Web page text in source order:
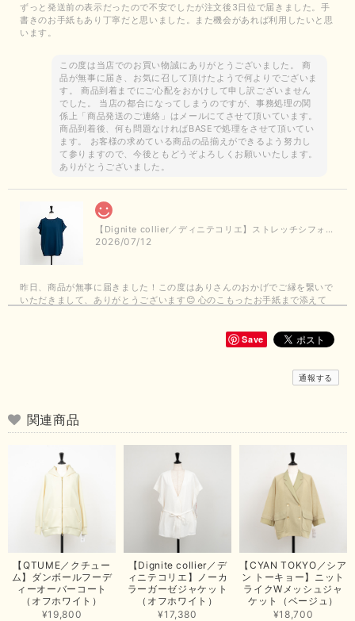
ずっと発送前の表示だったので不安でしたが注文後3日位で届きました。手
書きのお手紙もあり丁寧だと思いました。また機会があれば利用したいと思
います。
この度は当店でのお買い物誠にありがとうございました。 商
品が無事に届き、お気に召して頂けたようで何よりでございま
す。 商品到着までにご心配をおかけして申し訳ございません
でした。 当店の都合になってしまうのですが、事務処理の関
係上「商品発送のご連絡」はメールにてさせて頂いています。
商品到着後、何も問題なければBASEで処理をさせて頂いてい
ます。 お客様の求めている商品の品揃えができるよう努力し
て参りますので、今後ともどうぞよろしくお願いいたします。
ありがとうございました。
【Dignite collier／ディニテコリエ】ストレッチシフォンブラウス（ブルー）＊再入荷予定
2026/07/12
昨日、商品が無事に届きました！この度はありさんのおかげでご縁を繋いで
いただきまして、ありがとうございます😊 心のこもったお手紙まで添えて
この度は商品のお買い上げありがとうございました。 無事に
お手元に届き、気に入っていただけて安心いたしました！
材感。 楽しい夏を過ごしてくださいませ。 ありがとうござい
まいした。 またのご縁を楽しみにお待ちしております。
思っていた通りの商品でした。発送も早く、梱包も丁寧。又、お世話になり
たいと思いました。色々とありがとうございました。
この度は当店でのお買い上げ誠にありがとうございました。
商品もお気に召していただき嬉しい限りでございます。 ブラ
Save
通報する
関連商品
【QTUME／クチュー
ム】ダンボールフーデ
ィーオーバーコート
（オフホワイト）
¥19,800
【Dignite collier／デ
ィニテコリエ】ノーカ
ラーガーゼジャケット
（オフホワイト）
¥17,380
【CYAN TOKYO／シア
ン トーキョー】ニット
ライクWメッシュジャ
ケット（ベージュ）
¥18,700